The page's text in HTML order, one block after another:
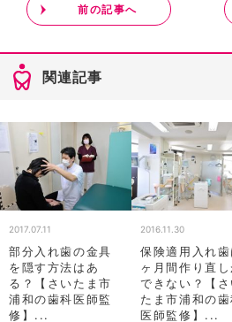
前の記事へ
関連記事
2017.07.11
部分入れ歯の金具
を隠す方法はあ
る？【さいたま市
浦和の歯科医師監
修】...
2016.11.30
保険適用入れ
ヶ月間作り直し
できない？【さ
たま市浦和の歯
医師監修】...